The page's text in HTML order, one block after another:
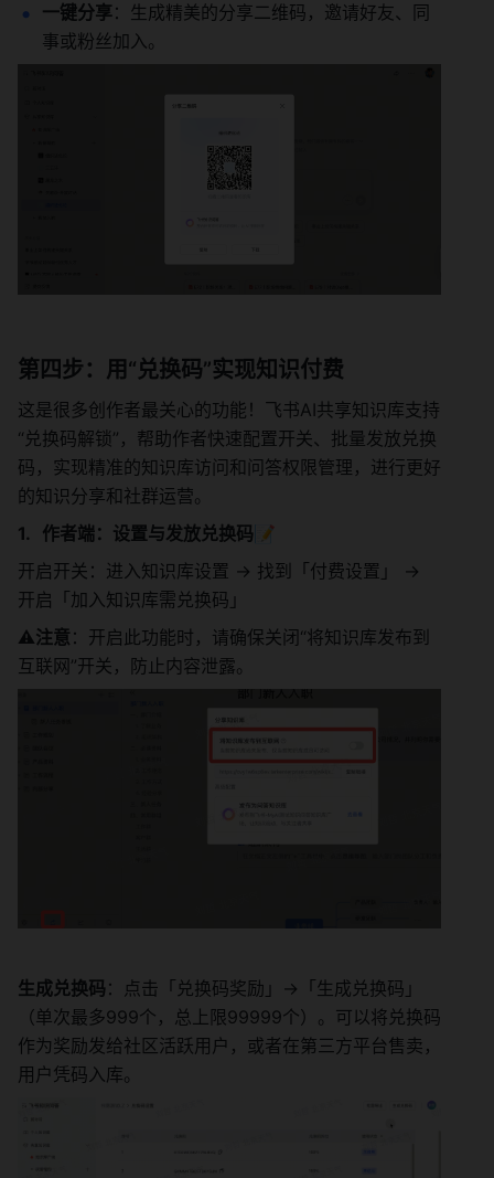
一键分享：生成精美的分享二维码，邀请好友、同
事或粉丝加入。
第四步：用“兑换码”实现知识付费
这是很多创作者最关心的功能！飞书AI共享知识库支持
“兑换码解锁”，帮助作者快速配置开关、批量发放兑换
码，实现精准的知识库访问和问答权限管理，进行更好
的知识分享和社群运营。
作者端：设置与发放兑换码📝
开启开关：进入知识库设置 -> 找到「付费设置」 ->
开启「加入知识库需兑换码」
⚠️注意 ：开启此功能时，请确保关闭“将知识库发布到
互联网”开关，防止内容泄露。
生成兑换码 ：点击「兑换码奖励」->「生成兑换码」
（单次最多999个，总上限99999个）。可以将兑换码
作为奖励发给社区活跃用户，或者在第三方平台售卖，
用户凭码入库。